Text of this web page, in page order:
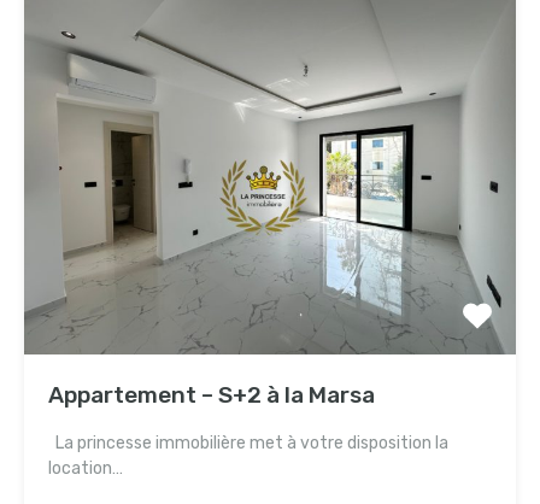
Appartement – S+2 à la Marsa
La princesse immobilière met à votre disposition la
location…